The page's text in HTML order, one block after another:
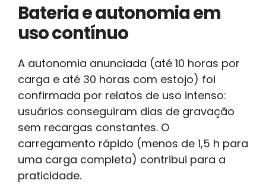
Bateria e autonomia em
uso contínuo
A autonomia anunciada (até 10 horas por
carga e até 30 horas com estojo) foi
confirmada por relatos de uso intenso:
usuários conseguiram dias de gravação
sem recargas constantes. O
carregamento rápido (menos de 1,5 h para
uma carga completa) contribui para a
praticidade.